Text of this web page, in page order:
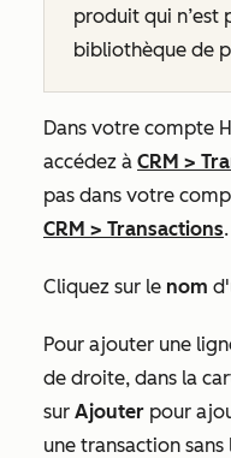
produit qui n’est
bibliothèque de
Dans votre compte
accédez à CRM >
pas dans votre
CRM > Transactions.
Cliquez sur le nom
Pour ajouter une
de droite, dans la
sur Ajouter pour
une transaction